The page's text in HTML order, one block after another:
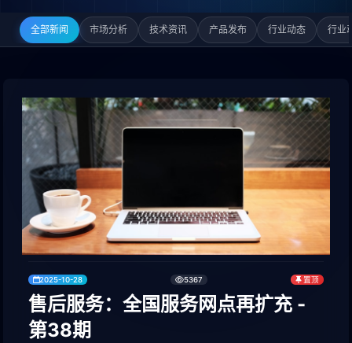
全部新闻 市场分析 技术资讯 产品发布 行业动态 行业
2025-10-28 5367 置顶
售后服务：全国服务网点再扩充 -
第38期